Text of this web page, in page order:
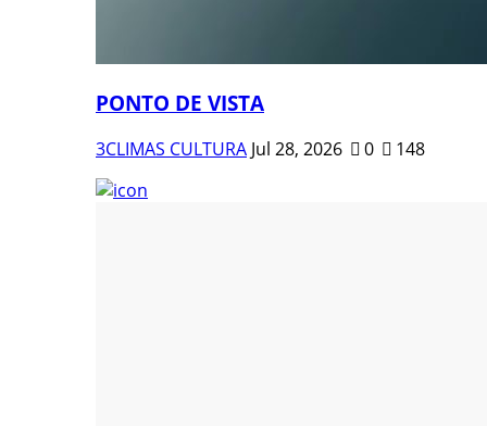
PONTO DE VISTA
3CLIMAS CULTURA Jul 28, 2026 0 148